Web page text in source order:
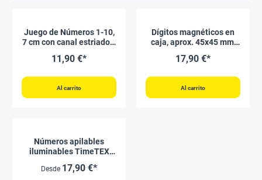
Juego de Números 1-10,
7 cm con canal estriado y
11,90 €*
Al carrito
Dígitos magnéticos en
caja, aprox. 45x45 mm,
17,90 €*
Al carrito
Números apilables
iluminables TimeTEX
piezas
Desde 17,90 €*